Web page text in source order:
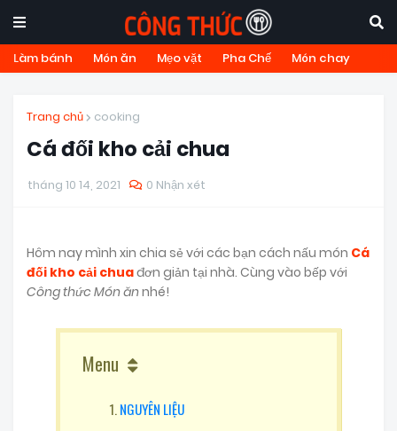
Làm bánh Món ăn Mẹo vặt Pha Chế Món chay
Trang chủ cooking
Cá đối kho cải chua
tháng 10 14, 2021 0 Nhận xét
Hôm nay mình xin chia sẻ với các bạn cách nấu món Cá
đối kho cải chuađơn giản tại nhà. Cùng vào bếp với
Công thức Món ănnhé!
Menu
NGUYÊN LIỆU